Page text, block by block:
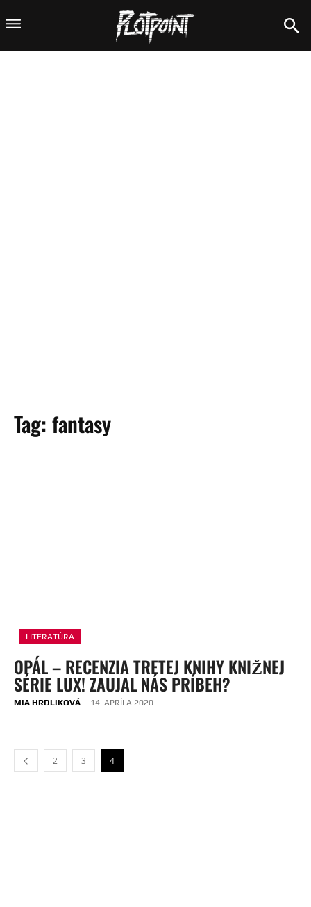
Tag: fantasy
LITERATÚRA
OPÁL – RECENZIA TRETEJ KNIHY KNIŽNEJ
SÉRIE LUX! ZAUJAL NÁS PRÍBEH?
MIA HRDLIKOVÁ - 14. APRÍLA 2020
2 3 4